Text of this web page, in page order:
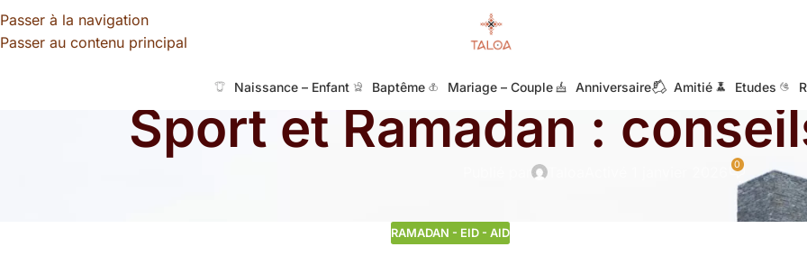
Passer à la navigation
Passer au contenu principal
Naissance – Enfant Baptême Mariage – Couple Anniversaire Amitié Etudes
RAMADAN - EID - AID
Sport et Ramadan :
Publié par 0
RAMADAN - EID - AID